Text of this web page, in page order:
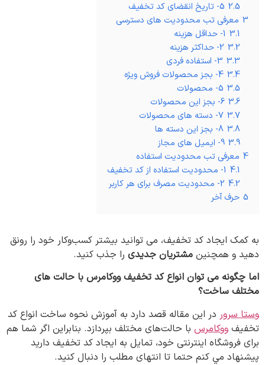
2.5 5- تاریخ انقضای کد تخفیف
3 معرفی تب محدودیت های دسترسی
3.1 1- حداقل هزینه
3.2 2- حداکثر هزینه
3.3 3- استفاده فردی
3.4 4- بجز محصولات فروش ویژه
3.5 5- محصولات
3.6 6- بجز این محصولات
3.7 7- دسته های محصولات
3.8 8- بجز این دسته ها
3.9 9- ایمیل های مجاز
4 معرفی تب محدودیت استفاده
4.1 1- محدودیت استفاده از کد تخفیف
4.2 2- محدودیت مصرف برای هر کاربر
5 حرف آخر
به کمک ایجاد کد تخفیف، می توانید بیشتر کسب‌وکار خود را رونق
دهید و همچنین مشتریان جدیدی را جذب کنید.
اما چگونه می توان انواع کد تخفیف ووکامرس با حالت های
مختلف ساخت؟
وستا سرور در این مقاله قصد دارد به آموزش نحوه ساخت انواع کد
تخفیف ووکامرس با حالت‌های مختلف بپردازد. بنابراین اگر شما هم
برای فروشگاه اینترنتی خود، تمایل به ایجاد کد تخفیف دارید
پیشنهاد مي کنم حتما تا انتهای مطلب را دنبال کنید.